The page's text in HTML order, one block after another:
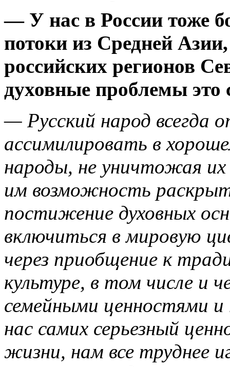
— У нас в России тоже
потоки из Средней
российских регионов
духовные проблемы это
— Русский народ всегда
ассимилировать в
народы, не уничтожая
им возможность
постижение духовных
включиться в мировую
через приобщение к
культуре, в том числе и
семейными ценностями
нас самих серьезный
жизни, нам все труднее